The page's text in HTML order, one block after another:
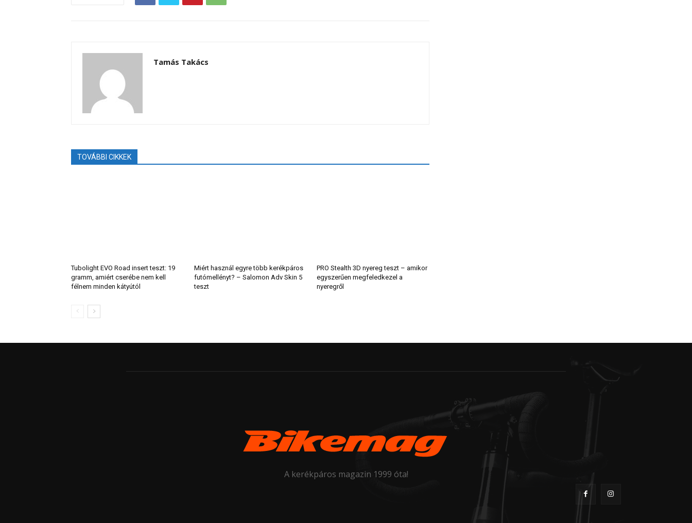
Tamás Takács
TOVÁBBI CIKKEK
Tubolight EVO Road insert teszt: 19
gramm, amiért cserébe nem kell
félnem minden kátyútól
Miért használ egyre több kerékpáros
futómellényt? – Salomon Adv Skin 5
teszt
PRO Stealth 3D nyereg teszt – amikor
egyszerűen megfeledkezel a
nyeregről
A kerékpáros magazin 1999 óta!